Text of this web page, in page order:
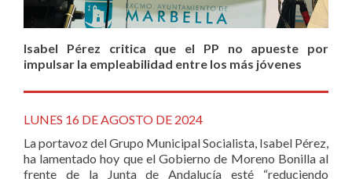
Isabel Pérez critica que el PP no apueste por
impulsar la empleabilidad entre los más jóvenes
LUNES 16 DE AGOSTO DE 2024
La portavoz del Grupo Municipal Socialista, Isabel Pérez,
ha lamentado hoy que el Gobierno de Moreno Bonilla al
frente de la Junta de Andalucía esté “reduciendo